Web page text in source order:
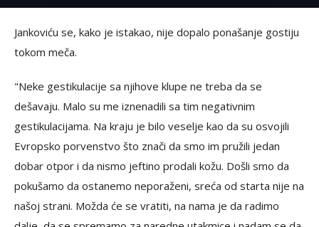
Jankoviću se, kako je istakao, nije dopalo ponašanje gostiju
tokom meča.
"Neke gestikulacije sa njihove klupe ne treba da se
dešavaju. Malo su me iznenadili sa tim negativnim
gestikulacijama. Na kraju je bilo veselje kao da su osvojili
Evropsko porvenstvo što znači da smo im pružili jedan
dobar otpor i da nismo jeftino prodali kožu. Došli smo da
pokušamo da ostanemo neporaženi, sreća od starta nije na
našoj strani. Možda će se vratiti, na nama je da radimo